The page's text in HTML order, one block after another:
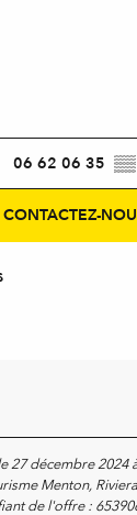
06 62 06 35 ▒▒
CONTACTEZ-
27 décembre 2024
Menton,
de l'offre :